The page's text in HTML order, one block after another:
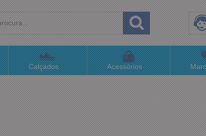
(48) 3658-4820
(48)996063435
sac@lojaconceitom.com.br
Atendimento Online
Calçados Acessórios